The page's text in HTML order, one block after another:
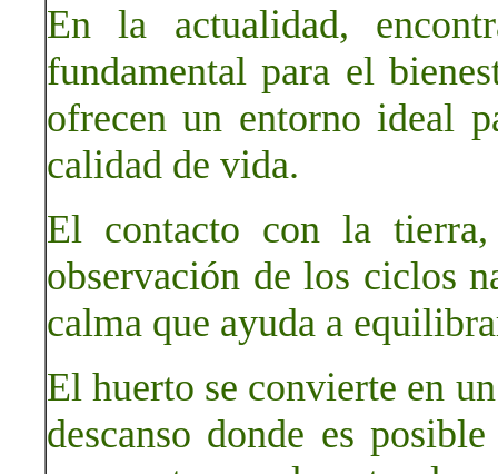
En la actualidad,
fundamental para el
ofrecen un entorno ideal
calidad de vida.
El contacto con la
observación de los ciclos
calma que ayuda a
El huerto se convierte en
descanso donde es